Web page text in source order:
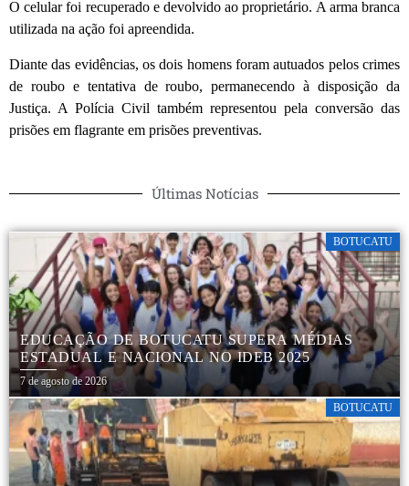
O celular foi recuperado e devolvido ao proprietário. A arma branca
utilizada na ação foi apreendida.
Diante das evidências, os dois homens foram autuados pelos crimes
de roubo e tentativa de roubo, permanecendo à disposição da
Justiça. A Polícia Civil também representou pela conversão das
prisões em flagrante em prisões preventivas.
Últimas Notícias
BOTUCATU
EDUCAÇÃO DE BOTUCATU SUPERA MÉDIAS
ESTADUAL E NACIONAL NO IDEB 2025
7 de agosto de 2026
BOTUCATU